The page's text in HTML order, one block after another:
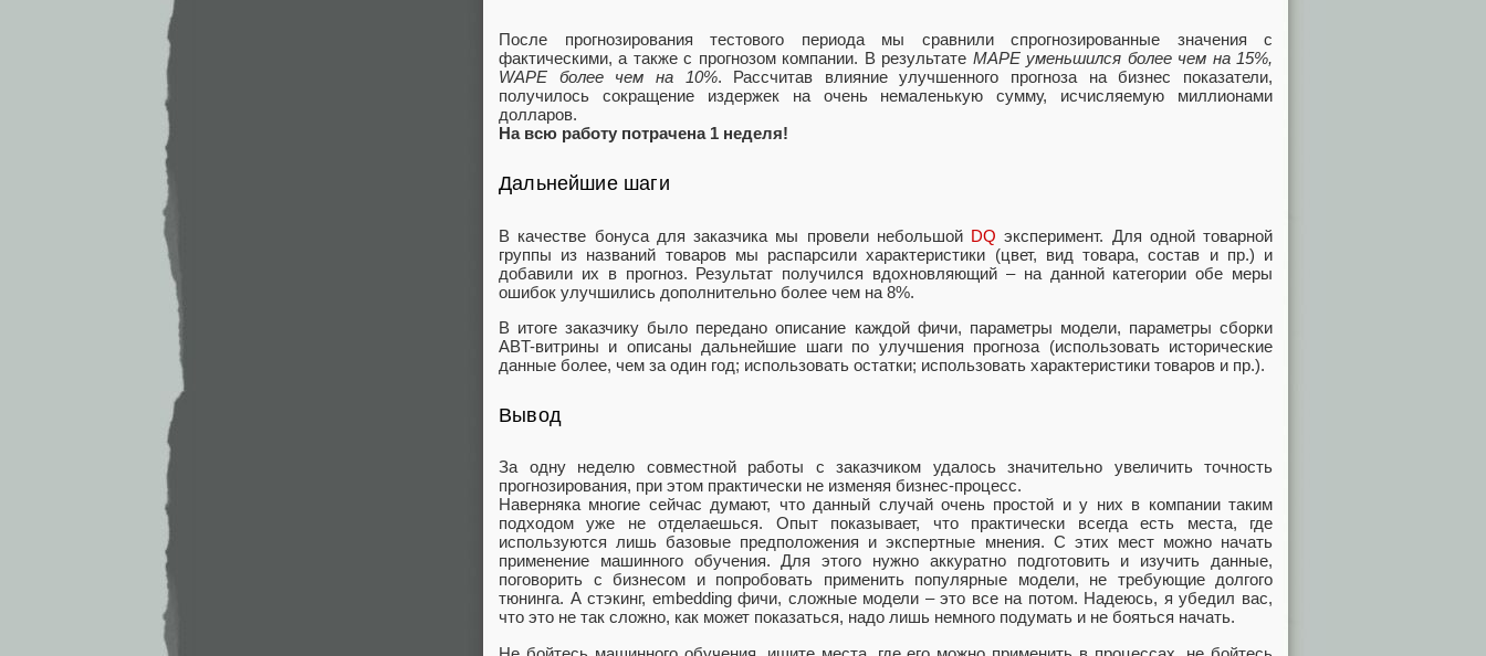
После прогнозирования тестового периода мы сравнили спрогнозированные значения с
фактическими, а также с прогнозом компании. В результате MAPE уменьшился более чем на 15%,
WAPE более чем на 10%. Рассчитав влияние улучшенного прогноза на бизнес показатели,
получилось сокращение издержек на очень немаленькую сумму, исчисляемую миллионами
долларов.
На всю работу потрачена 1 неделя!
Дальнейшие шаги
В качестве бонуса для заказчика мы провели небольшой DQ эксперимент. Для одной товарной
группы из названий товаров мы распарсили характеристики (цвет, вид товара, состав и пр.) и
добавили их в прогноз. Результат получился вдохновляющий – на данной категории обе меры
ошибок улучшились дополнительно более чем на 8%.
В итоге заказчику было передано описание каждой фичи, параметры модели, параметры сборки
ABT-витрины и описаны дальнейшие шаги по улучшения прогноза (использовать исторические
данные более, чем за один год; использовать остатки; использовать характеристики товаров и пр.).
Вывод
За одну неделю совместной работы с заказчиком удалось значительно увеличить точность
прогнозирования, при этом практически не изменяя бизнес-процесс.
Наверняка многие сейчас думают, что данный случай очень простой и у них в компании таким
подходом уже не отделаешься. Опыт показывает, что практически всегда есть места, где
используются лишь базовые предположения и экспертные мнения. С этих мест можно начать
применение машинного обучения. Для этого нужно аккуратно подготовить и изучить данные,
поговорить с бизнесом и попробовать применить популярные модели, не требующие долгого
тюнинга. А стэкинг, embedding фичи, сложные модели – это все на потом. Надеюсь, я убедил вас,
что это не так сложно, как может показаться, надо лишь немного подумать и не бояться начать.